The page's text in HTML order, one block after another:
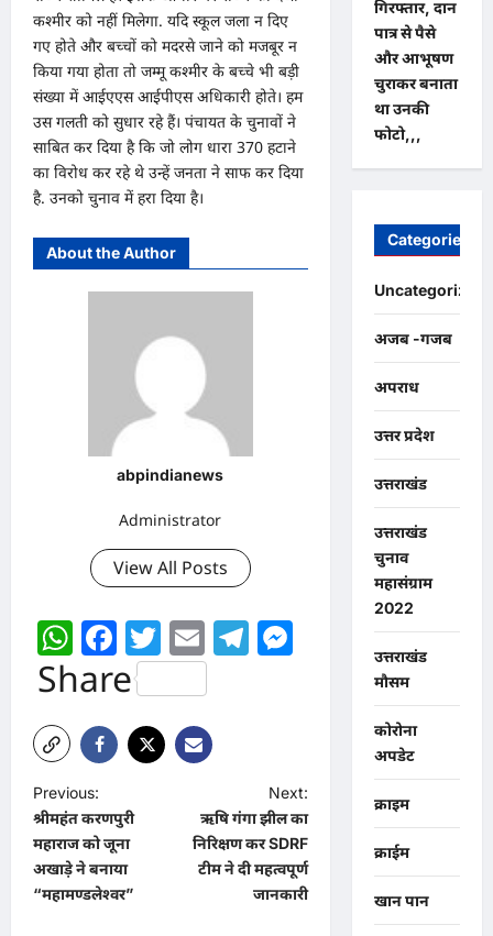
कश्मीर को नहीं मिलेगा. यदि स्कूल जला न दिए
गए होते और बच्चों को मदरसे जाने को मजबूर न
किया गया होता तो जम्मू कश्मीर के बच्चे भी बड़ी
संख्या में आईएएस आईपीएस अधिकारी होते। हम
उस गलती को सुधार रहे हैं। पंचायत के चुनावों ने
साबित कर दिया है कि जो लोग धारा 370 हटाने
का विरोध कर रहे थे उन्हें जनता ने साफ कर दिया
है. उनको चुनाव में हरा दिया है।
About the Author
abpindianews
Administrator
View All Posts
WhatsApp
Facebook
Twitter
EmailTelegram
Messenger
Share
P
o
s
t
Previous:
श्रीमहंत करणपुरी
महाराज को जूना
अखाड़े ने बनाया
“महामण्डलेश्वर”
Next:
ऋषि गंगा झील का
निरिक्षण कर SDRF
टीम ने दी महत्वपूर्ण
जानकारी
गिरफ्तार, दान
पात्र से पैसे
और आभूषण
चुराकर बनाता
था उनकी
फोटो,,,
Categories
Uncategorized
अजब -गजब
अपराध
उत्तर प्रदेश
उत्तराखंड
उत्तराखंड
चुनाव
महासंग्राम
2022
उत्तराखंड
मौसम
कोरोना
अपडेट
क्राइम
क्राईम
खान पान